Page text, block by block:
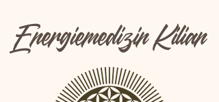
Energiemedizin Kilian